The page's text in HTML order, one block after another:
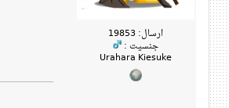
ارسال: 19853
جنسیت :
Urahara Kiesuke